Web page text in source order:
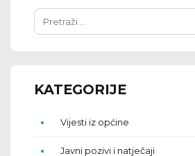
KATEGORIJE
Vijesti iz općine
Javni pozivi i natječaji